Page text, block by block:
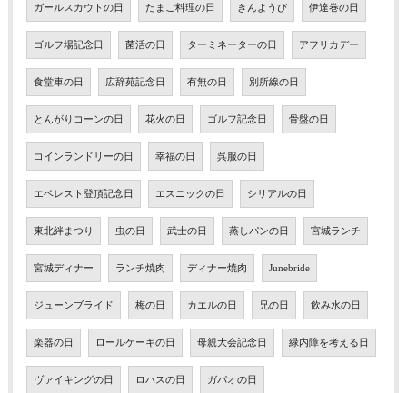
ガールスカウトの日 たまご料理の日 きんようび 伊達巻の日
ゴルフ場記念日 菌活の日 ターミネーターの日 アフリカデー
食堂車の日 広辞苑記念日 有無の日 別所線の日
とんがりコーンの日 花火の日 ゴルフ記念日 骨盤の日
コインランドリーの日 幸福の日 呉服の日
エベレスト登頂記念日 エスニックの日 シリアルの日
東北絆まつり 虫の日 武士の日 蒸しパンの日 宮城ランチ
宮城ディナー ランチ焼肉 ディナー焼肉 Junebride
ジューンブライド 梅の日 カエルの日 兄の日 飲み水の日
楽器の日 ロールケーキの日 母親大会記念日 緑内障を考える日
ヴァイキングの日 ロハスの日 ガパオの日